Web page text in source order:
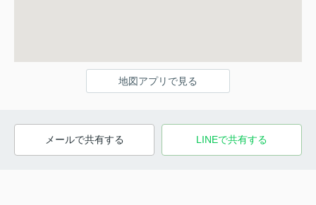
地図アプリで見る
メールで共有する LINEで共有する